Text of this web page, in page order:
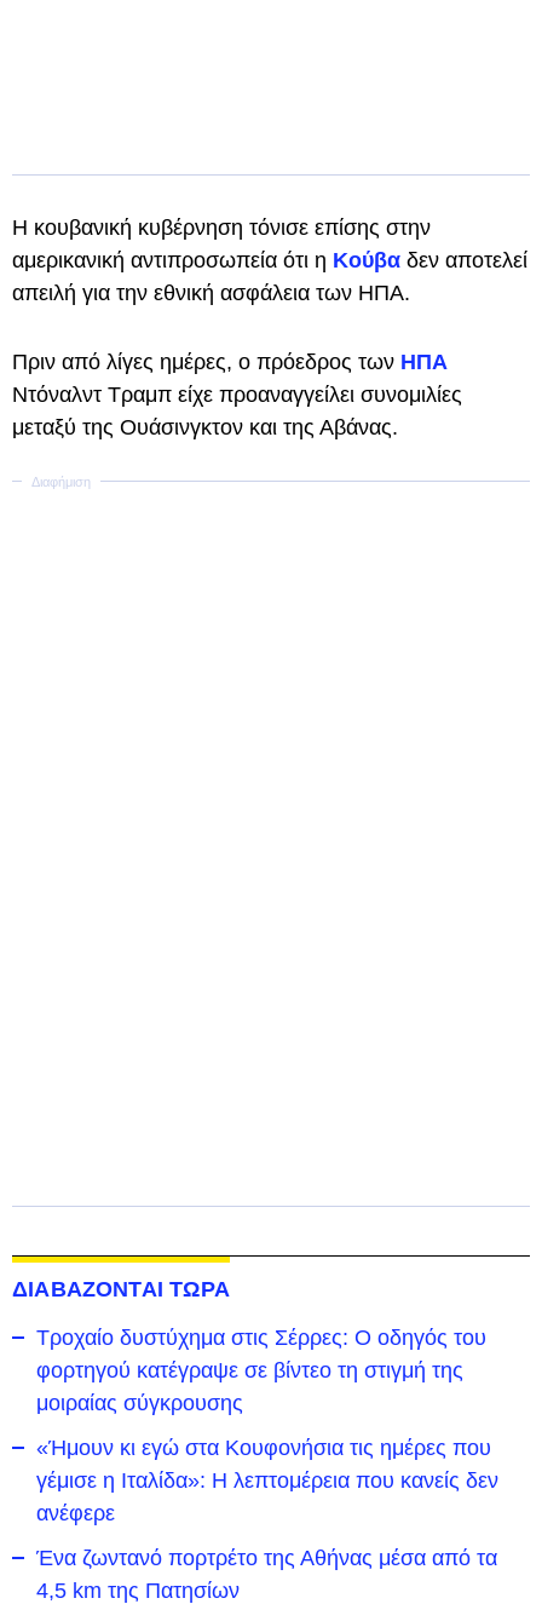
Η κουβανική κυβέρνηση τόνισε επίσης στην
αμερικανική αντιπροσωπεία ότι η Κούβα δεν αποτελεί
απειλή για την εθνική ασφάλεια των ΗΠΑ.
Πριν από λίγες ημέρες, ο πρόεδρος των ΗΠΑ
Ντόναλντ Τραμπ είχε προαναγγείλει συνομιλίες
μεταξύ της Ουάσινγκτον και της Αβάνας.
ΔΙΑΒΑΖΟΝΤΑΙ ΤΩΡΑ
Τροχαίο δυστύχημα στις Σέρρες: Ο οδηγός του
φορτηγού κατέγραψε σε βίντεο τη στιγμή της
μοιραίας σύγκρουσης
«Ήμουν κι εγώ στα Κουφονήσια τις ημέρες που
γέμισε η Ιταλίδα»: Η λεπτομέρεια που κανείς δεν
ανέφερε
Ένα ζωντανό πορτρέτο της Αθήνας μέσα από τα
4,5 km της Πατησίων